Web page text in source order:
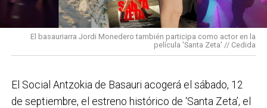
con programas de envejecimiento activo, actividades
en los centros de personas mayores e iniciativas para
combatir la brecha digital. Además, este año se ha
y, a principios del año que viene, se comenzarán a
prestar los servicios de atención diurna y viviendas
pulseras de aviso de temperatura pitando al unísono,
una acción que los sindicatos tachan de negligente y
contraria al propio plan de emergencias de la
Sin soluciones reales
El basauriarra Jordi Monedero también participa como actor en la
película 'Santa Zeta' // Cedida
El Social Antzokia de Basauri acogerá el sábado, 12
de septiembre, el estreno histórico de ‘Santa Zeta’, el